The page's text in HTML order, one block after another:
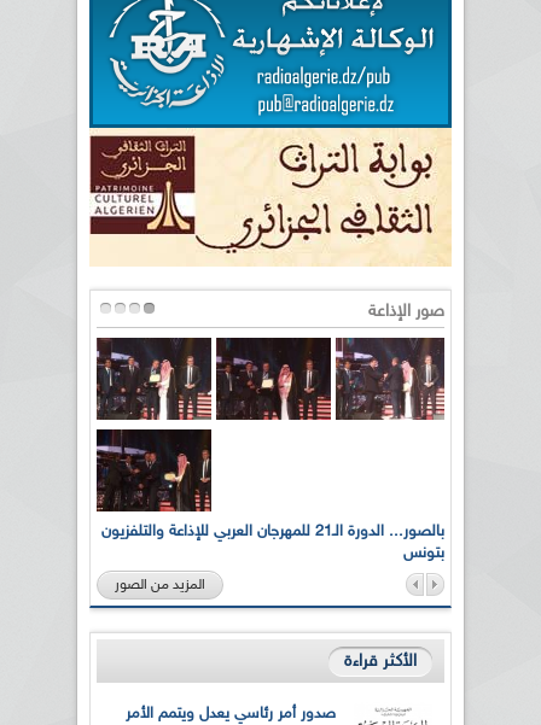
صور الإذاعة
بالصور... الدورة الـ21 للمهرجان العربي للإذاعة والتلفزيون
بتونس
المزيد من الصور
الأكثر قراءة
صدور أمر رئاسي يعدل ويتمم الأمر